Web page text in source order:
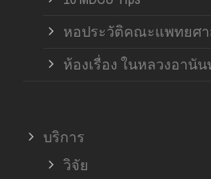
หอประวัติคณะแพทยศา
ห้องเรื่อง ในหลวงอานัน
บริการ
วิจัย